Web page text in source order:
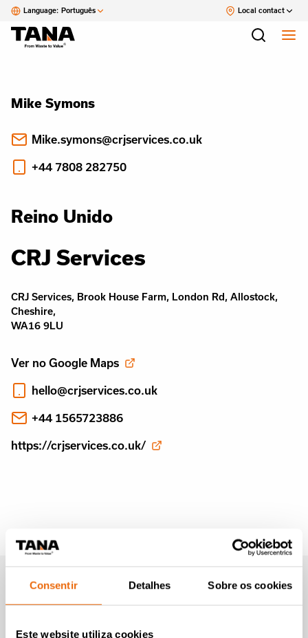
Consentir Detalhes Sobre os cookies
Este website utiliza cookies
Language: Português Local contact
Mike Symons
Mike.symons@crjservices.co.uk
+44 7808 282750
Reino Unido
CRJ Services
CRJ Services, Brook House Farm, London Rd, Allostock,
Cheshire,
WA16 9LU
Ver no Google Maps
hello@crjservices.co.uk
+44 1565723886
https://crjservices.co.uk/
Newsletter da Tana (em
inglês)